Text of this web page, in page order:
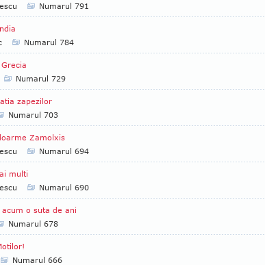
Numarul 791
Numarul 784
Numarul 729
zapezilor
Numarul 703
Zamolxis
Numarul 694
multi
Numarul 690
o suta de ani
Numarul 678
Numarul 666